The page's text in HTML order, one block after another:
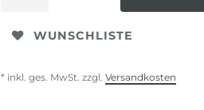
WUNSCHLISTE
* inkl. ges. MwSt. zzgl. Versandkosten